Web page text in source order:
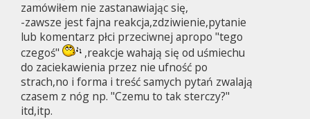
zamówiłem nie zastanawiając się,
-zawsze jest fajna reakcja,zdziwienie,pytanie
lub komentarz płci przeciwnej apropo "tego
czegoś"
,reakcje wahają się od uśmiechu
do zaciekawienia przez nie ufność po
strach,no i forma i treść samych pytań zwalają
czasem z nóg np. "Czemu to tak sterczy?"
itd,itp.